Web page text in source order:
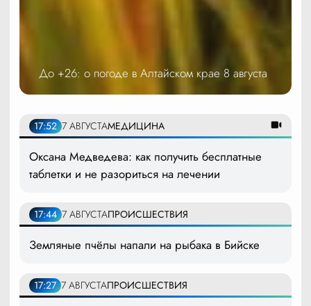
До +26: о погоде в Алтайском крае 8 августа
17:52 7 АВГУСТАМЕДИЦИНА
Оксана Медведева: как получить бесплатные
таблетки и не разориться на лечении
17:44 7 АВГУСТАПРОИСШЕСТВИЯ
Земляные пчёлы напали на рыбака в Бийске
17:27 7 АВГУСТАПРОИСШЕСТВИЯ